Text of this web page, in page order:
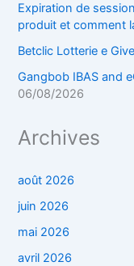
Expiration de
produit et comment
Betclic Lotterie e
Gangbob IBAS and
06/08/2026
Archives
août 2026
juin 2026
mai 2026
avril 2026